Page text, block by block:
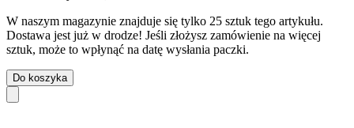
W naszym magazynie znajduje się tylko 25 sztuk tego artykułu.
Dostawa jest już w drodze! Jeśli złożysz zamówienie na więcej
sztuk, może to wpłynąć na datę wysłania paczki.
Do koszyka